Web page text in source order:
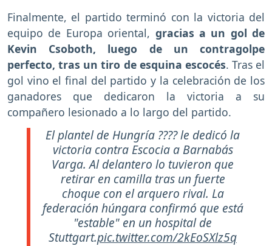
Finalmente, el partido terminó con la victoria del
equipo de Europa oriental, gracias a un gol de
Kevin Csoboth, luego de un contragolpe
perfecto, tras un tiro de esquina escocés. Tras el
gol vino el final del partido y la celebración de los
ganadores que dedicaron la victoria a su
compañero lesionado a lo largo del partido.
El plantel de Hungría ???? le dedicó la
victoria contra Escocia a Barnabás
Varga. Al delantero lo tuvieron que
retirar en camilla tras un fuerte
choque con el arquero rival. La
federación húngara confirmó que está
"estable" en un hospital de
Stuttgart.pic.twitter.com/2kEoSXlz5q